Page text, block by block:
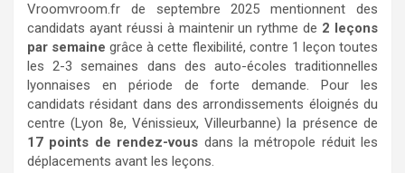
Vroomvroom.fr de septembre 2025 mentionnent des
candidats ayant réussi à maintenir un rythme de 2 leçons
par semaine grâce à cette flexibilité, contre 1 leçon toutes
les 2-3 semaines dans des auto-écoles traditionnelles
lyonnaises en période de forte demande. Pour les
candidats résidant dans des arrondissements éloignés du
centre (Lyon 8e, Vénissieux, Villeurbanne) la présence de
17 points de rendez-vous dans la métropole réduit les
déplacements avant les leçons.